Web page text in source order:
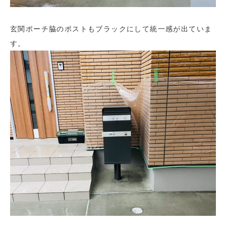
玄関ポーチ脇のポストもブラックにして統一感が出ていま
す。